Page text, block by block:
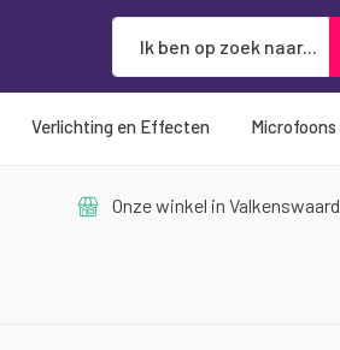
Verlichting en Effecten Microfoons
Onze winkel in Valkenswaard